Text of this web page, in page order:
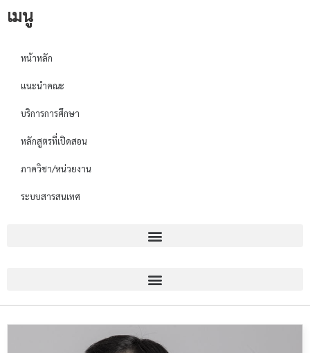
เมนู
หน้าหลัก
แนะนำคณะ
บริการการศึกษา
หลักสูตรที่เปิดสอน
ภาควิชา/หน่วยงาน
ระบบสารสนเทศ